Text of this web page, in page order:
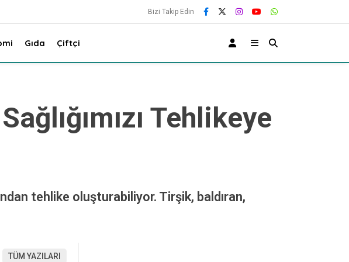
Bizi Takip Edin
Gıda Çiftçi
Tehlikeye
tehlike oluşturabiliyor. Tirşik, baldıran,
TÜM YAZILARI